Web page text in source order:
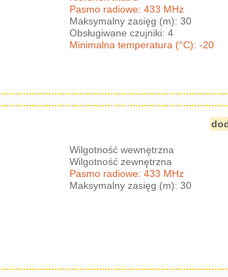
Pasmo radiowe: 433 MHz
Maksymalny zasięg (m): 30
Obsługiwane czujniki: 4
Minimalna temperatura (°C): -20
Wilgotność wewnętrzna
Wilgotność zewnętrzna
Pasmo radiowe: 433 MHz
Maksymalny zasięg (m): 30